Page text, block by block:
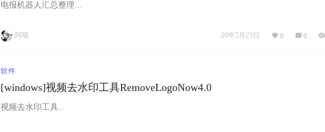
电报机器人汇总整理...
阿喵 20年5月23日 0 0
软件
[windows]视频去水印工具RemoveLogoNow4.0
视频去水印工具...